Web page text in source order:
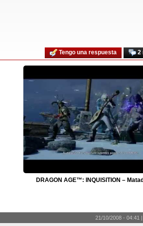
2
Tengo una respuesta
DRAGON AGE™: INQUISITION –
21/10/2008 - 04:41 |